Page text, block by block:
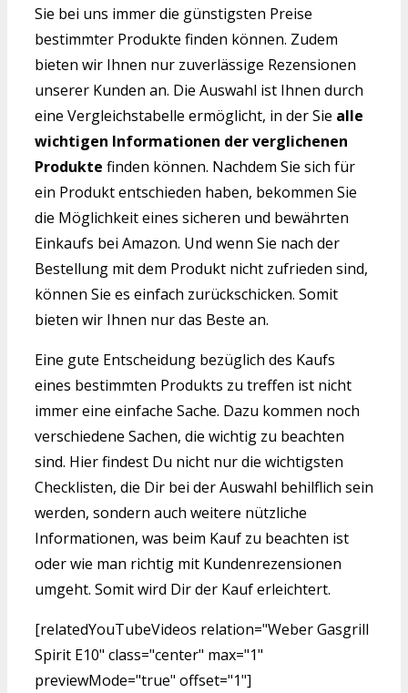
Sie bei uns immer die günstigsten Preise
bestimmter Produkte finden können. Zudem
bieten wir Ihnen nur zuverlässige Rezensionen
unserer Kunden an. Die Auswahl ist Ihnen durch
eine Vergleichstabelle ermöglicht, in der Sie alle
wichtigen Informationen der verglichenen
Produkte finden können. Nachdem Sie sich für
ein Produkt entschieden haben, bekommen Sie
die Möglichkeit eines sicheren und bewährten
Einkaufs bei Amazon. Und wenn Sie nach der
Bestellung mit dem Produkt nicht zufrieden sind,
können Sie es einfach zurückschicken. Somit
bieten wir Ihnen nur das Beste an.
Eine gute Entscheidung bezüglich des Kaufs
eines bestimmten Produkts zu treffen ist nicht
immer eine einfache Sache. Dazu kommen noch
verschiedene Sachen, die wichtig zu beachten
sind. Hier findest Du nicht nur die wichtigsten
Checklisten, die Dir bei der Auswahl behilflich sein
werden, sondern auch weitere nützliche
Informationen, was beim Kauf zu beachten ist
oder wie man richtig mit Kundenrezensionen
umgeht. Somit wird Dir der Kauf erleichtert.
[relatedYouTubeVideos relation="Weber Gasgrill
Spirit E10" class="center" max="1"
previewMode="true" offset="1"]